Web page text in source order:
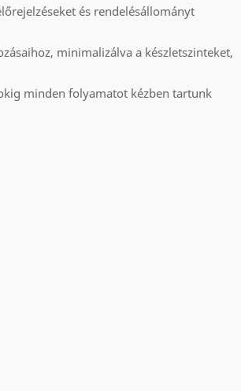
és rendelésállományt
minimalizálva a készletszinteket,
minden folyamatot kézben tartunk